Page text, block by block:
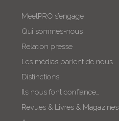
MeetPRO s’engage
Qui sommes-nous
Relation presse
Les médias parlent de nous
Distinctions
Ils nous font confiance…
Revues & Livres & Magazines